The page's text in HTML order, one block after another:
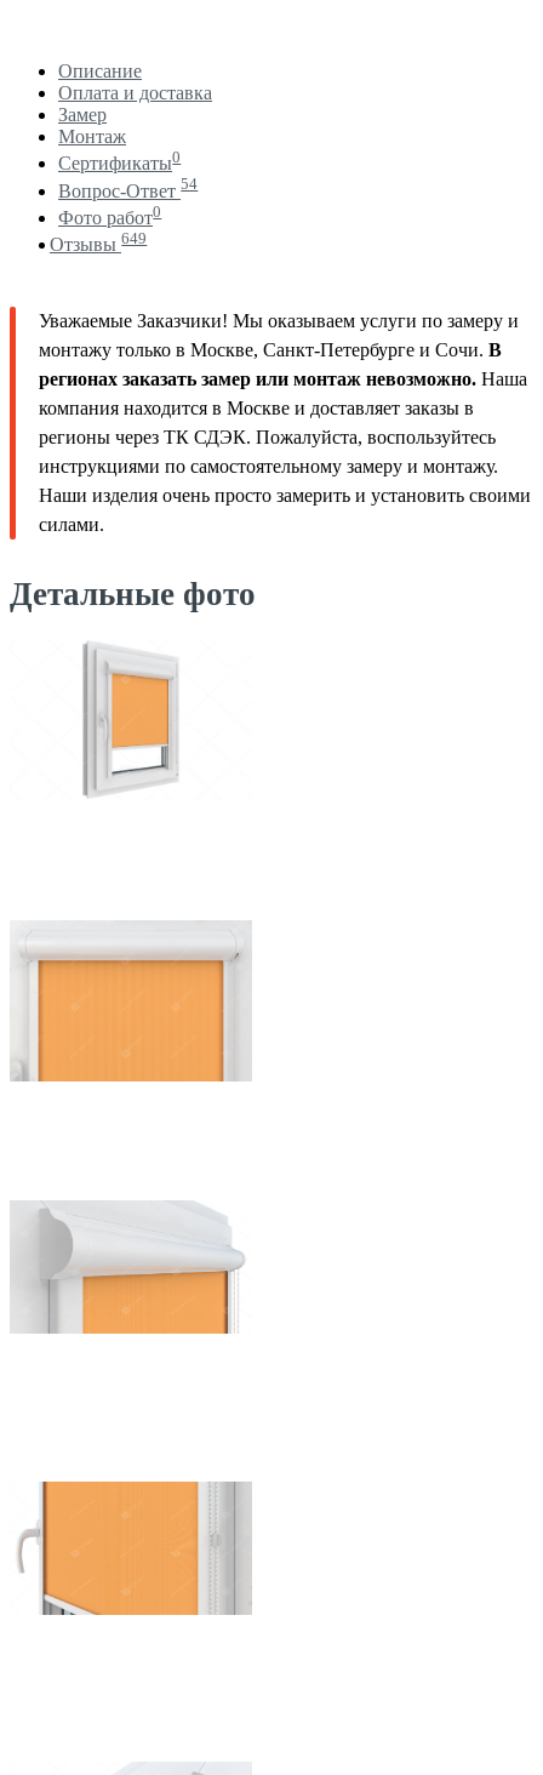
Описание
Оплата и доставка
Замер
Монтаж
Сертификаты0
Вопрос-Ответ 54
Фото работ0
Отзывы 649
Уважаемые Заказчики! Мы оказываем услуги по замеру и
монтажу только в Москве, Санкт-Петербурге и Сочи. В
регионах заказать замер или монтаж невозможно. Наша
компания находится в Москве и доставляет заказы в
регионы через ТК СДЭК. Пожалуйста, воспользуйтесь
инструкциями по самостоятельному замеру и монтажу.
Наши изделия очень просто замерить и установить своими
силами.
Детальные фото